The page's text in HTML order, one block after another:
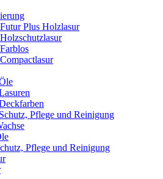
Plus Holzlasur
Pflege und Reinigung
Pflege und Reinigung